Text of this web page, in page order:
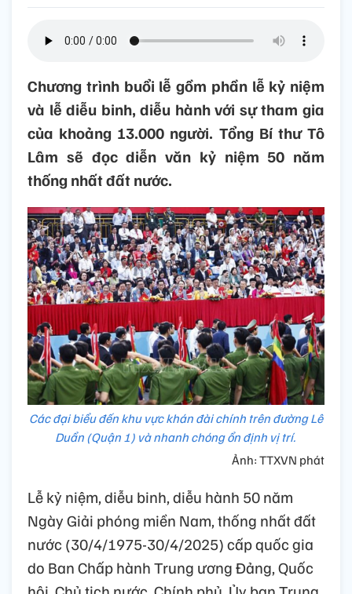
Chương trình buổi lễ gồm phần lễ kỷ niệm
và lễ diễu binh, diễu hành với sự tham gia
của khoảng 13.000 người. Tổng Bí thư Tô
Lâm sẽ đọc diễn văn kỷ niệm 50 năm
thống nhất đất nước.
Các đại biểu đến khu vực khán đài chính trên đường Lê
Duẩn (Quận 1) và nhanh chóng ổn định vị trí.
Ảnh: TTXVN phát
Lễ kỷ niệm, diễu binh, diễu hành 50 năm
Ngày Giải phóng miền Nam, thống nhất đất
nước (30/4/1975-30/4/2025) cấp quốc gia
do Ban Chấp hành Trung ương Đảng, Quốc